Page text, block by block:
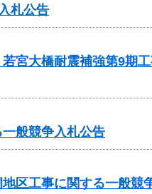
札公告
宮大橋耐震補強第9期
般競争入札公告
区工事に関する一般競